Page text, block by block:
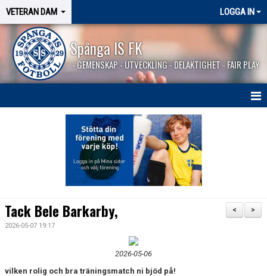
VETERAN DAM LOGGA IN
Spånga IS FK
- GEMENSKAP - UTVECKLING - DELAKTIGHET - FAIR PLAY
KONTAKT
>
<
Tack Bele Barkarby,
2026-05-07 19:17
2026-05-06
vilken rolig och bra träningsmatch ni bjöd på!